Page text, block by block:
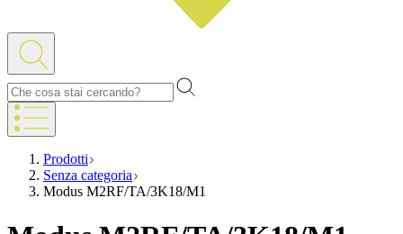
Prodotti
Senza categoria
Modus M2RF/TA/3K18/M1